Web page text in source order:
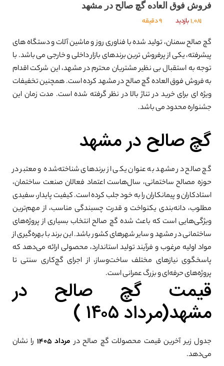
فروش فوق العاده گچ صالح در مشهد
1,081بازدید 9 دقیقه
گچ صالح سمنان، تولید شده با فناوری روز و ماشین آلات و دستگاه های
پیشرفته، یکی از پرفروش ترین برندهای بازار داخلی و خارجی می باشد. با
توجه به استقبال بی نظیر مشتریان محترم در مشهد، این شرکت اقدام
به فروش فوق العاده گچ صالح در مشهد کرده است. همچنین تخفیفات
ویژه ای برای خرید در تناژ بالا در نظر گرفته شده است. مدت زمان این
جشنواره محدود می باشد.
گچ صالح در مشهد
گچ صالح در مشهد به عنوان یکی از برندهای شناخته‌شده و معتبر در
حوزه مصالح ساختمانی، سال‌هاست اعتماد فعالان صنعت ساختمان،
استادکاران و پیمانکاران را به خود جلب کرده است. کیفیت پایدار، سفیدی
مطلوب، دانه‌بندی یکنواخت و قدرت چسبندگی مناسب، از مهم‌ترین
ویژگی‌هایی است که باعث شده گچ صالح انتخاب بسیاری از پروژه‌های
ساختمانی در مشهد و سایر شهرهای کشور باشد. این برند با بهره‌گیری از
مواد اولیه مرغوب و فرآیند تولید استاندارد، محصولی ارائه می‌دهد که
پاسخگوی نیازهای مختلف ساخت‌وساز، از اجرای گچ‌کاری سنتی تا
پروژه‌های حرفه‌ای و بزرگ عمرانی است.
قیمت گچ صالح در
مشهد(مرداد ۱۴۰۵ )
جدول زیر آخرین قیمت محصولات گچ صالح در مرداد ۱۴۰۵
را نشان
می‌دهد.